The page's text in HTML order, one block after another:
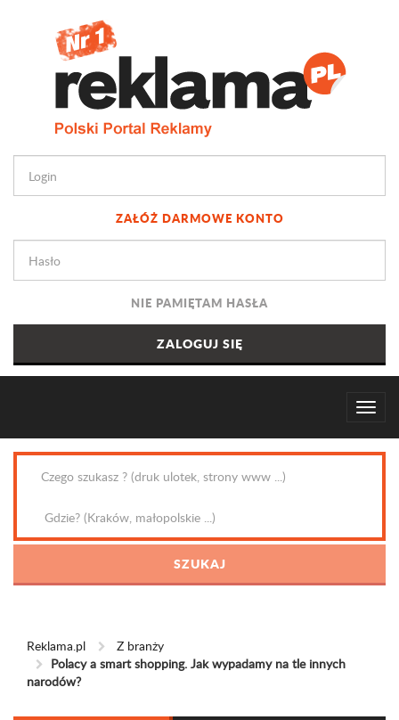
ZAŁÓŻ DARMOWE KONTO
NIE PAMIĘTAM HASŁA
Reklama.pl
Z branży
Polacy a smart shopping. Jak wypadamy na tle innych
narodów?